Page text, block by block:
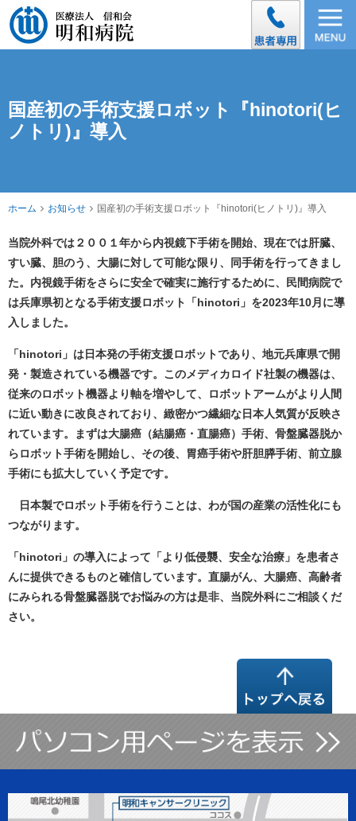
国産初の手術支援ロボット『hinotori(ヒ
ノトリ)』導入
ホーム お知らせ 国産初の手術支援ロボット『hinotori(ヒノトリ)』導入
当院外科では２００１年から内視鏡下手術を開始、現在では肝臓、
すい臓、胆のう、大腸に対して可能な限り、同手術を行ってきまし
た。内視鏡手術をさらに安全で確実に施行するために、民間病院で
は兵庫県初となる手術支援ロボット「hinotori 」を2023年10月に導
入しました。
「hinotori 」は日本発の手術支援ロボットであり、地元兵庫県で開
発・製造されている機器です。このメディカロイド社製の機器は、
従来のロボット機器より軸を増やして、ロボットアームがより人間
に近い動きに改良されており、緻密かつ繊細な日本人気質が反映さ
れています。まずは大腸癌（結腸癌・直腸癌）手術、骨盤臓器脱か
らロボット手術を開始し、その後、胃癌手術や肝胆膵手術、前立腺
手術にも拡大していく予定です。
日本製でロボット手術を行うことは、わが国の産業の活性化にも
つながります。
「hinotori 」の導入によって「より低侵襲、安全な治療」を患者さ
んに提供できるものと確信しています。直腸がん、大腸癌、高齢者
にみられる骨盤臓器脱でお悩みの方は是非、当院外科にご相談くだ
さい。